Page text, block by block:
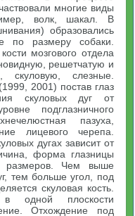
многие виды
волк, шакал. В
образовались
по размеру собаки.
мозгового отдела
решетчатую и
скуловую, слезные.
2001) постав глаз
скуловых дуг от
подглазничного
пазуха,
лицевого черепа.
дугах зависит от
форма глазницы
размеров. Чем выше
тем больше угол, под
скуловая кость.
одной плоскости
Отхождение под